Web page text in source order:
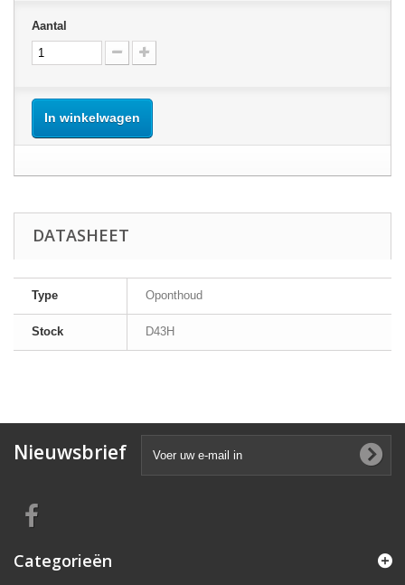
Aantal
In winkelwagen
DATASHEET
Type Oponthoud
Stock D43H
Nieuwsbrief
Categorieën